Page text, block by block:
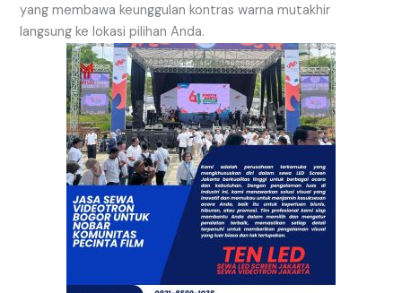
yang membawa keunggulan kontras warna mutakhir
langsung ke lokasi pilihan Anda.